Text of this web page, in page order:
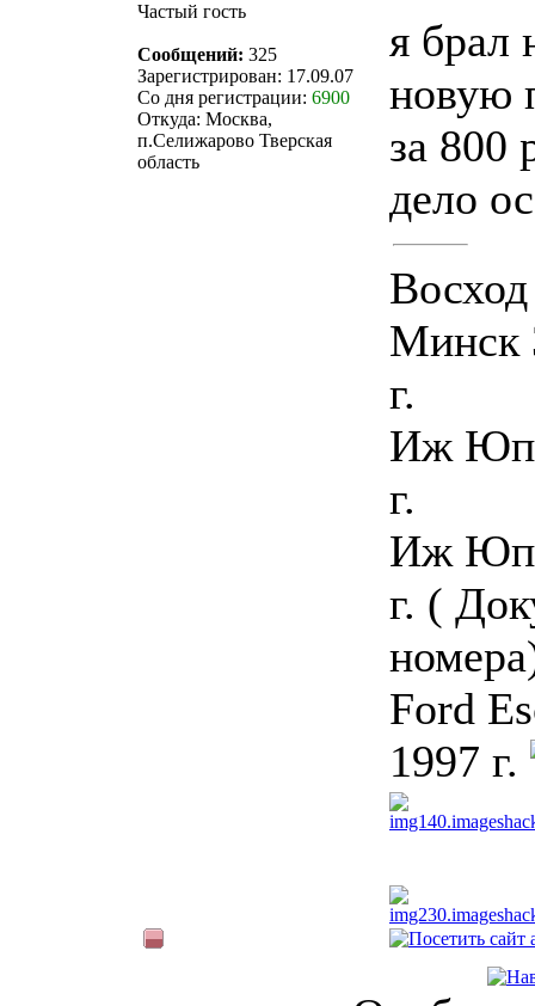
Частый гость
Сообщений: 325
Зарегистрирован: 17.09.07
Со дня регистрации: 6900
Откуда: Москва,
п.Селижарово Тверская
область
я брал
новую
за 800
дело
Минск
г.
Иж
г.
Иж
г. (
Ford
1997 г.